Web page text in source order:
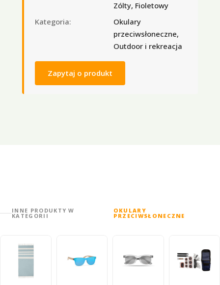
Zólty, Fioletowy
Kategoria:
Okulary
przeciwsłoneczne,
Outdoor i rekreacja
Zapytaj o produkt
INNE PRODUKTY W
KATEGORII
OKULARY
PRZECIWSŁONECZNE